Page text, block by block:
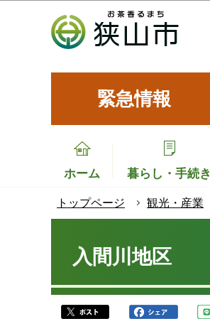
緊急情報
ホーム 暮らし・手続き
トップページ 観光・産業
入間川地区